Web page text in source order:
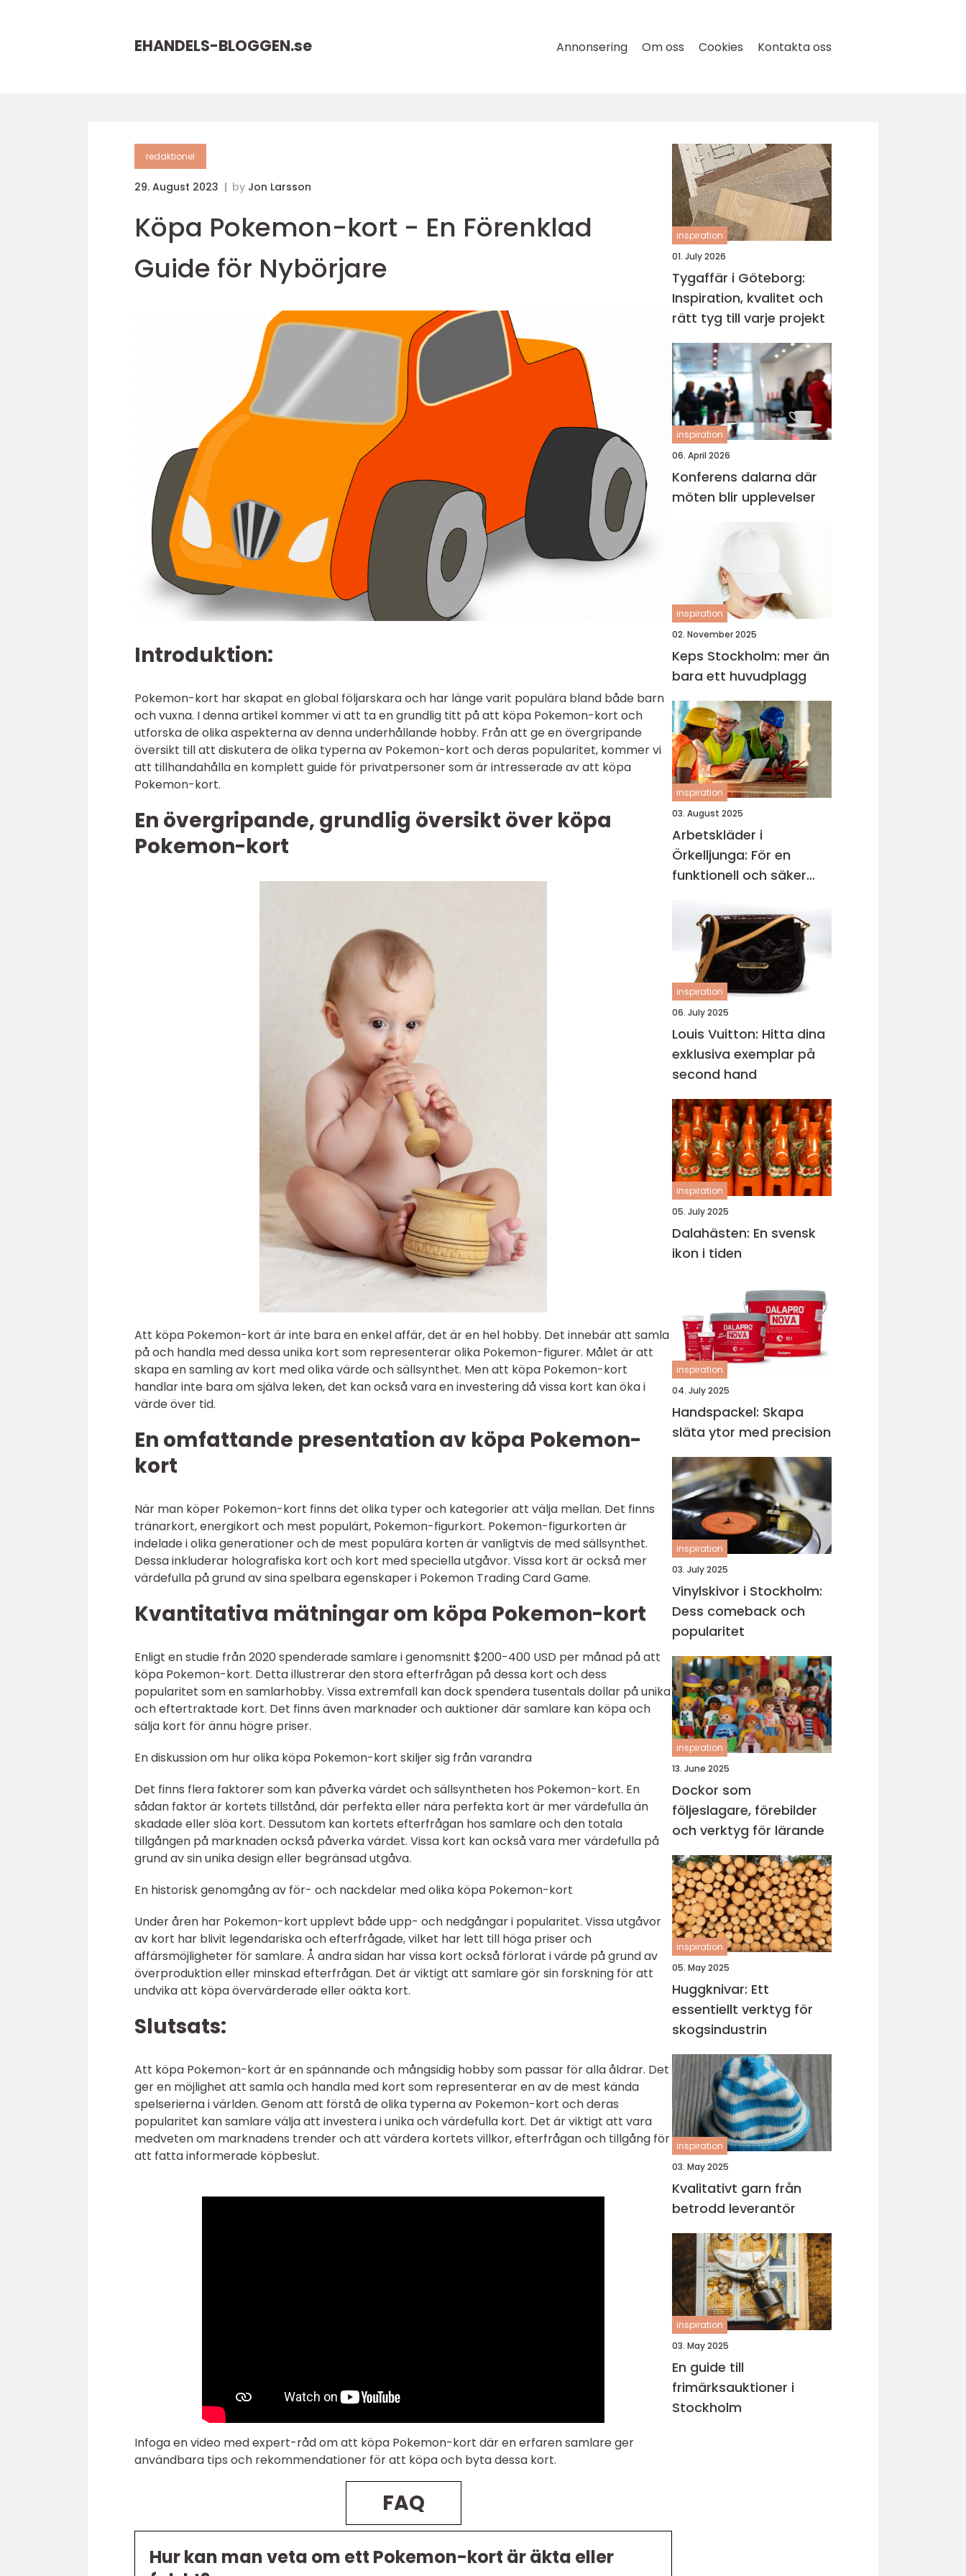
EHANDELS-BLOGGEN.se Annonsering Om oss Cookies Kontakta oss
redaktionel
29. August 2023 by Jon Larsson
Köpa Pokemon-kort - En Förenklad
Guide för Nybörjare
Introduktion:
Pokemon-kort har skapat en global följarskara och har länge varit populära bland både barn
och vuxna. I denna artikel kommer vi att ta en grundlig titt på att köpa Pokemon-kort och
utforska de olika aspekterna av denna underhållande hobby. Från att ge en övergripande
översikt till att diskutera de olika typerna av Pokemon-kort och deras popularitet, kommer vi
att tillhandahålla en komplett guide för privatpersoner som är intresserade av att köpa
Pokemon-kort.
En övergripande, grundlig översikt över köpa
Pokemon-kort
Att köpa Pokemon-kort är inte bara en enkel affär, det är en hel hobby. Det innebär att samla
på och handla med dessa unika kort som representerar olika Pokemon-figurer. Målet är att
skapa en samling av kort med olika värde och sällsynthet. Men att köpa Pokemon-kort
handlar inte bara om själva leken, det kan också vara en investering då vissa kort kan öka i
värde över tid.
En omfattande presentation av köpa Pokemon-
kort
När man köper Pokemon-kort finns det olika typer och kategorier att välja mellan. Det finns
tränarkort, energikort och mest populärt, Pokemon-figurkort. Pokemon-figurkorten är
indelade i olika generationer och de mest populära korten är vanligtvis de med sällsynthet.
Dessa inkluderar holografiska kort och kort med speciella utgåvor. Vissa kort är också mer
värdefulla på grund av sina spelbara egenskaper i Pokemon Trading Card Game.
Kvantitativa mätningar om köpa Pokemon-kort
Enligt en studie från 2020 spenderade samlare i genomsnitt $200-400 USD per månad på att
köpa Pokemon-kort. Detta illustrerar den stora efterfrågan på dessa kort och dess
popularitet som en samlarhobby. Vissa extremfall kan dock spendera tusentals dollar på unika
och eftertraktade kort. Det finns även marknader och auktioner där samlare kan köpa och
sälja kort för ännu högre priser.
En diskussion om hur olika köpa Pokemon-kort skiljer sig från varandra
Det finns flera faktorer som kan påverka värdet och sällsyntheten hos Pokemon-kort. En
sådan faktor är kortets tillstånd, där perfekta eller nära perfekta kort är mer värdefulla än
skadade eller slöa kort. Dessutom kan kortets efterfrågan hos samlare och den totala
tillgången på marknaden också påverka värdet. Vissa kort kan också vara mer värdefulla på
grund av sin unika design eller begränsad utgåva.
En historisk genomgång av för- och nackdelar med olika köpa Pokemon-kort
Under åren har Pokemon-kort upplevt både upp- och nedgångar i popularitet. Vissa utgåvor
av kort har blivit legendariska och efterfrågade, vilket har lett till höga priser och
affärsmöjligheter för samlare. Å andra sidan har vissa kort också förlorat i värde på grund av
överproduktion eller minskad efterfrågan. Det är viktigt att samlare gör sin forskning för att
undvika att köpa övervärderade eller oäkta kort.
Slutsats:
Att köpa Pokemon-kort är en spännande och mångsidig hobby som passar för alla åldrar. Det
ger en möjlighet att samla och handla med kort som representerar en av de mest kända
spelserierna i världen. Genom att förstå de olika typerna av Pokemon-kort och deras
popularitet kan samlare välja att investera i unika och värdefulla kort. Det är viktigt att vara
medveten om marknadens trender och att värdera kortets villkor, efterfrågan och tillgång för
att fatta informerade köpbeslut.
Infoga en video med expert-råd om att köpa Pokemon-kort där en erfaren samlare ger
användbara tips och rekommendationer för att köpa och byta dessa kort.
FAQ
Hur kan man veta om ett Pokemon-kort är äkta eller
inspiration
01. July 2026
Tygaffär i Göteborg:
Inspiration, kvalitet och
rätt tyg till varje projekt
inspiration
06. April 2026
Konferens dalarna där
möten blir upplevelser
inspiration
02. November 2025
Keps Stockholm: mer än
bara ett huvudplagg
inspiration
03. August 2025
Arbetskläder i
Örkelljunga: För en
funktionell och säker
inspiration
06. July 2025
Louis Vuitton: Hitta dina
exklusiva exemplar på
second hand
inspiration
05. July 2025
Dalahästen: En svensk
ikon i tiden
inspiration
04. July 2025
Handspackel: Skapa
släta ytor med precision
inspiration
03. July 2025
Vinylskivor i Stockholm:
Dess comeback och
popularitet
inspiration
13. June 2025
Dockor som
följeslagare, förebilder
och verktyg för lärande
inspiration
05. May 2025
Huggknivar: Ett
essentiellt verktyg för
skogsindustrin
inspiration
03. May 2025
Kvalitativt garn från
betrodd leverantör
inspiration
03. May 2025
En guide till
frimärksauktioner i
Stockholm